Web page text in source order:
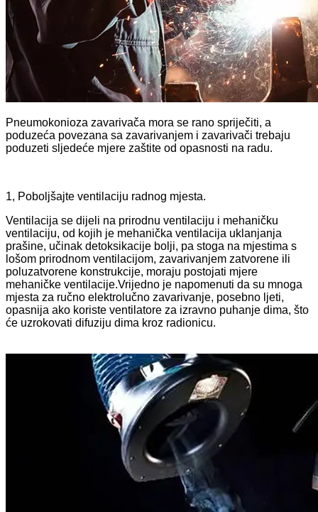
Pneumokonioza zavarivača mora se rano spriječiti, a
poduzeća povezana sa zavarivanjem i zavarivači trebaju
poduzeti sljedeće mjere zaštite od opasnosti na radu.
1, Poboljšajte ventilaciju radnog mjesta.
Ventilacija se dijeli na prirodnu ventilaciju i mehaničku
ventilaciju, od kojih je mehanička ventilacija uklanjanja
prašine, učinak detoksikacije bolji, pa stoga na mjestima s
lošom prirodnom ventilacijom, zavarivanjem zatvorene ili
poluzatvorene konstrukcije, moraju postojati mjere
mehaničke ventilacije.Vrijedno je napomenuti da su mnoga
mjesta za ručno elektrolučno zavarivanje, posebno ljeti,
opasnija ako koriste ventilatore za izravno puhanje dima, što
će uzrokovati difuziju dima kroz radionicu.